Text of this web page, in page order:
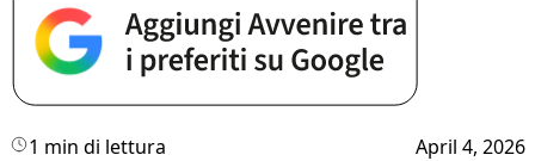
1 min di lettura April 4, 2026